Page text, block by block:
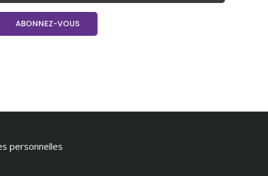
personnelles